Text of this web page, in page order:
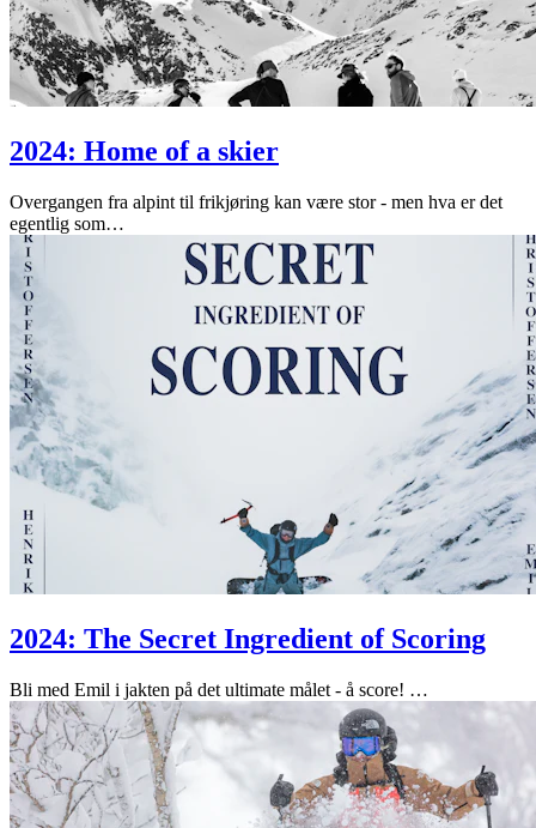
2024: Home of a skier
Overgangen fra alpint til frikjøring kan være stor - men hva er det
egentlig som…
2024: The Secret Ingredient of Scoring
Bli med Emil i jakten på det ultimate målet - å score! …